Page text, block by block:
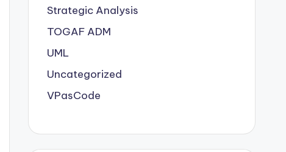
Strategic Analysis
TOGAF ADM
UML
Uncategorized
VPasCode